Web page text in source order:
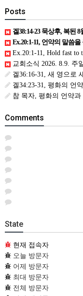
Posts
겔38:14-23 묵상후, 복된 8월 보내세요
Ex.20:1-11, 언약의 말씀
Ex.20:1-11, Hold fast to the word
교회소식 2026. 8.9. 주
겔36:16-31, 새 영으로
겔34:23-31, 평화의 언
참 목자, 평화의 언약과 복, 묵상 후,
Comments
State
현재 접속자
오늘 방문자
어제 방문자
최대 방문자
전체 방문자